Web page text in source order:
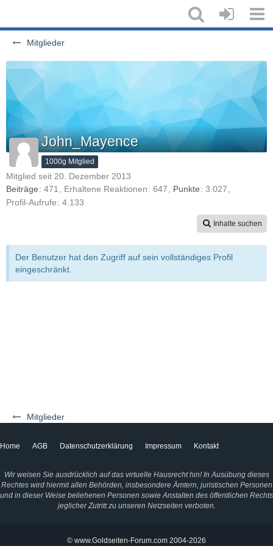
Mitglieder
Mitglieder
John_Mayence
1000g Mitglied
Mitglied seit 20. Dezember 2013
Beiträge
471 Erhaltene Reaktionen 647 Punkte
3.027
Profil-Aufrufe
4.133
Inhalte suchen
Der Benutzer hat den Zugriff auf sein vollständiges Profil
eingeschränkt.
Home AGB Datenschutzerklärung Impressum Kontakt
Wir weisen Sie ausdrücklich auf das virtuelle Hausrecht hin! In Ausübung dieses
Rechtes wird hiermit allen Behörden, insbesondere Ämtern, juristischen Personen
und in dieser Weise beliehenen Personen sowie Anstalten des öffentlichen Rechts
jeglicher Zutritt zu unseren Netzseiten verboten.
© www.Goldseiten-Forum.com 2004-2026